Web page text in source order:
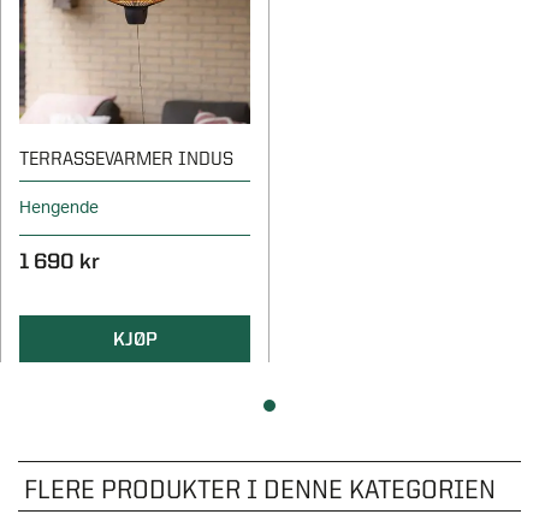
TERRASSEVARMER INDUS
Hengende
1 690 kr
KJØP
FLERE PRODUKTER I DENNE KATEGORIEN